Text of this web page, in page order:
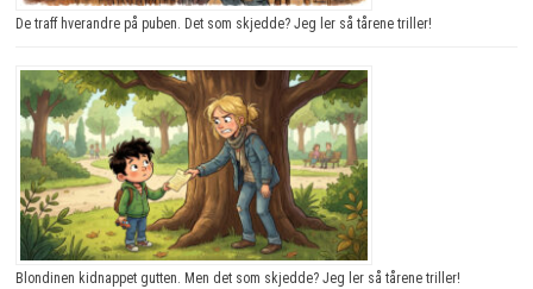
De traff hverandre på puben. Det som skjedde? Jeg ler så tårene triller!
Blondinen kidnappet gutten. Men det som skjedde? Jeg ler så tårene triller!